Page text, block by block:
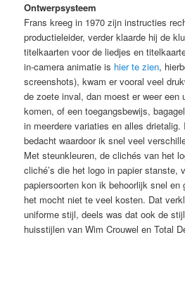
Ontwerpsysteem
Frans kreeg in 1970 zijn instructies
productieleider, verder klaarde hij de
titelkaarten voor de liedjes en
in-camera animatie is hier te zien,
screenshots), kwam er vooral veel
de zoete inval, dan moest er weer een
komen, of een toegangsbewijs,
in meerdere variaties en alles
bedacht waardoor ik snel veel
Met steunkleuren, de clichés van het
cliché’s die het logo in papier stanste,
papiersoorten kon ik behoorlijk snel en
het mocht niet te veel kosten. Dat
uniforme stijl, deels was dat ook de
huisstijlen van Wim Crouwel en Total